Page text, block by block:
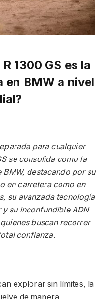
1300 GS es la
en BMW a nivel
para cualquier
se consolida como la
destacando por su
en carretera como en
su avanzada tecnología
su inconfundible ADN
buscan recorrer
confianza.
explorar sin límites, la
de manera